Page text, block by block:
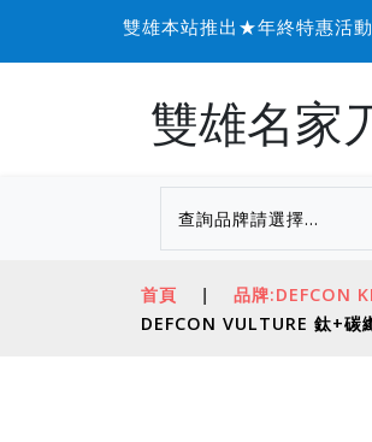
雙雄本站推出★年終特惠活動★
雙雄名家
首頁 | 品牌:DEFCON
DEFCON VULTURE 鈦+碳